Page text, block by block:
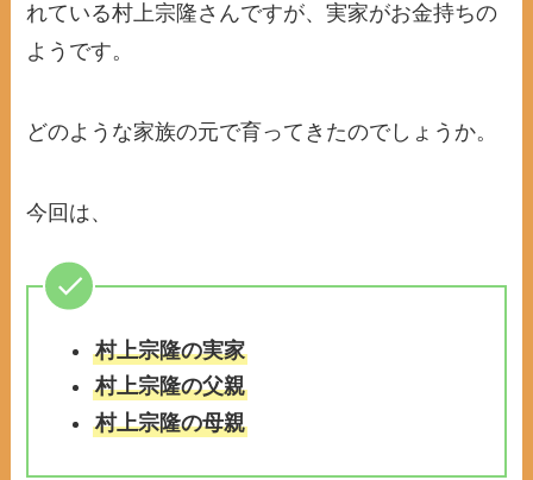
れている村上宗隆さんですが、実家がお金持ちの
ようです。
どのような家族の元で育ってきたのでしょうか。
今回は、
村上宗隆の実家
村上宗隆の父親
村上宗隆の母親